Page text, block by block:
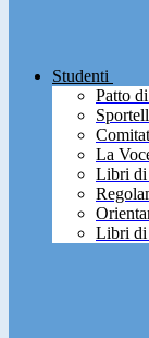
Studenti
Patto
La
Libri di
Libri di